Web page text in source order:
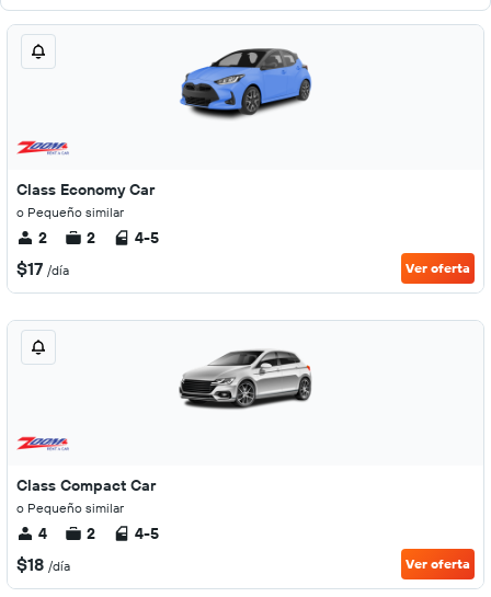
Class Economy Car
o Pequeño similar
2 2 4-5
$17 /día Ver oferta
Class Compact Car
o Pequeño similar
4 2 4-5
$18 /día Ver oferta